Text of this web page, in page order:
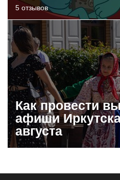
5 отзывов
Как провести
афиши
августа